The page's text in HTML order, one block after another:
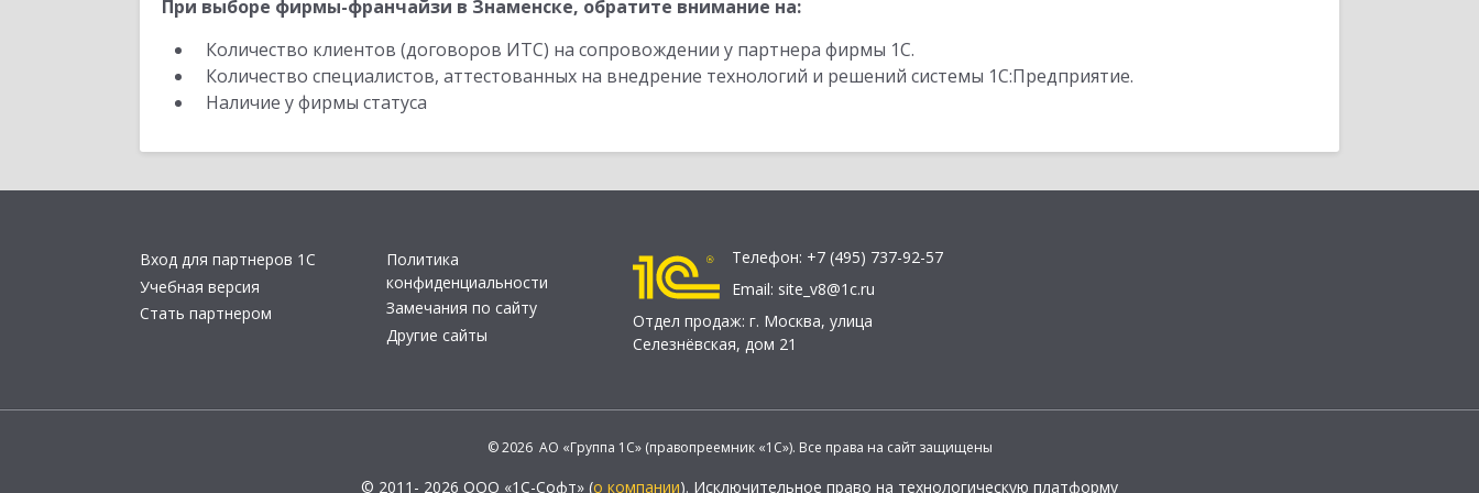
При выборе фирмы-франчайзи в Знаменске, обратите внимание на:
Количество клиентов (договоров ИТС) на сопровождении у партнера фирмы 1С.
Количество специалистов, аттестованных на внедрение технологий и решений системы 1С:Предприятие.
Наличие у фирмы статуса
Вход для партнеров 1С
Учебная версия
Стать партнером
Политика
конфиденциальности
Замечания по сайту
Другие сайты
Телефон: +7 (495) 737-92-57
Email: site_v8@1c.ru
Отдел продаж: г. Москва, улица
Селезнёвская, дом 21
© 2026 АО «Группа 1С» (правопреемник «1С»). Все права на сайт защищены
© 2011- 2026 ООО «1С-Софт» (о компании). Исключительное право на технологическую платформу